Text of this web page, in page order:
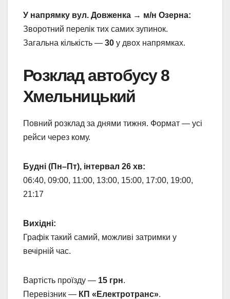
У напрямку вул. Довженка → м/н Озерна:
Зворотний перелік тих самих зупинок.
Загальна кількість — 30 у двох напрямках.
Розклад автобусу 8
Хмельницький
Повний розклад за днями тижня. Формат — усі
рейси через кому.
Будні (Пн–Пт), інтервал 26 хв:
06:40, 09:00, 11:00, 13:00, 15:00, 17:00, 19:00,
21:17
Вихідні:
Графік такий самий, можливі затримки у
вечірній час.
Вартість проїзду — 15 грн.
Перевізник — КП «Електротранс».